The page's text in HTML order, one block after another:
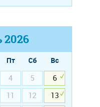
2026
Пт Сб
Вс
4 5
6
11 12
13